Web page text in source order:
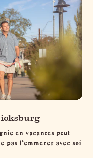
en vacances peut
pas l'emmener avec soi